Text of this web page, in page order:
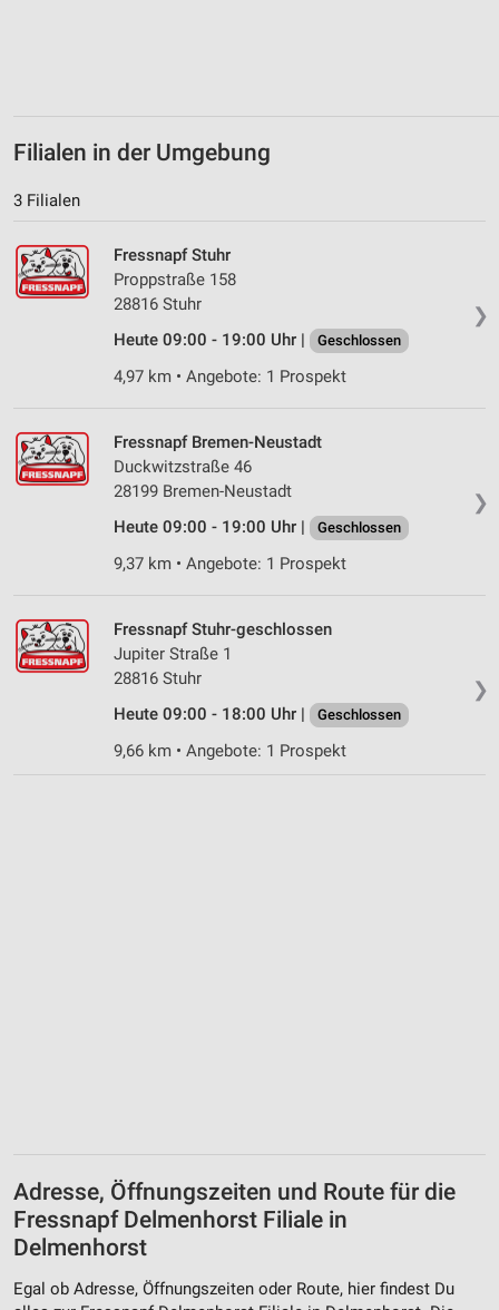
Filialen in der Umgebung
3 Filialen
❯
Fressnapf Stuhr
Proppstraße 158
28816 Stuhr
Heute 09:00 - 19:00 Uhr |
Geschlossen
4,97 km • Angebote: 1 Prospekt
❯
Fressnapf Bremen-Neustadt
Duckwitzstraße 46
28199 Bremen-Neustadt
Heute 09:00 - 19:00 Uhr |
Geschlossen
9,37 km • Angebote: 1 Prospekt
❯
Fressnapf Stuhr-geschlossen
Jupiter Straße 1
28816 Stuhr
Heute 09:00 - 18:00 Uhr |
Geschlossen
9,66 km • Angebote: 1 Prospekt
Adresse, Öffnungszeiten und Route für die
Fressnapf Delmenhorst Filiale in
Delmenhorst
Egal ob Adresse, Öffnungszeiten oder Route, hier findest Du
Analyse von Zielgruppen durch Statistiken oder
Kombinationen von Daten aus verschiedenen
Entwicklung und Verbesserung der Angebote
IAB-Besonderheiten:
Verwendung genauer Standortdaten
Geräte anhand von aktiv angeforderten
Notwendig
Performance